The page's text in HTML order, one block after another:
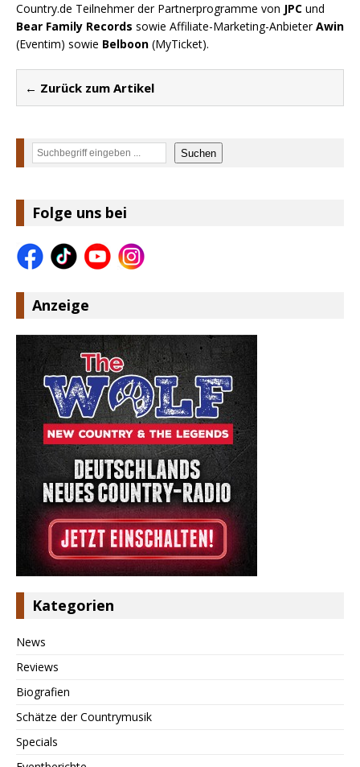
Country.de Teilnehmer der Partnerprogramme von JPC und
Bear Family Records sowie Affiliate-Marketing-AnbieterAwin
(Eventim) sowie Belboon (MyTicket).
← Zurück zum Artikel
Suchen Suchen
Folge uns bei
Anzeige
Kategorien
News
Reviews
Biografien
Schätze der Countrymusik
Specials